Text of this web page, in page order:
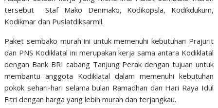
tersebut Staf Mako Denmako, Kodikopsla, Kodikdukum,
Kodikmar dan Puslatdiksarmil.
Paket sembako murah ini untuk memenuhi kebutuhan Prajurit
dan PNS Kodiklatal ini merupakan kerja sama antara Kodiklatal
dengan Bank BRI cabang Tanjung Perak dengan tujuan untuk
membantu anggota Kodiklatal dalam memenuhi kebutuhan
pokok sehari-hari selama bulan Ramadhan dan Hari Raya Idul
Fitri dengan harga yang lebih murah dan terjangkau.